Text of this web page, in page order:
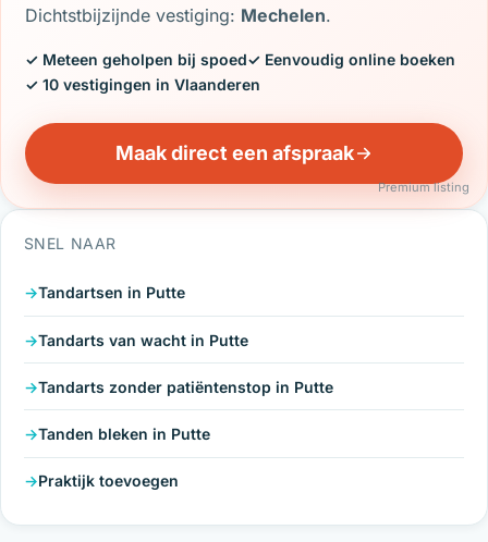
Dichtstbijzijnde vestiging: Mechelen.
✓ Meteen geholpen bij spoed✓ Eenvoudig online boeken
✓ 10 vestigingen in Vlaanderen
Maak direct een afspraak
Premium listing
SNEL NAAR
Tandartsen in Putte
Tandarts van wacht in Putte
Tandarts zonder patiëntenstop in Putte
Tanden bleken in Putte
Praktijk toevoegen